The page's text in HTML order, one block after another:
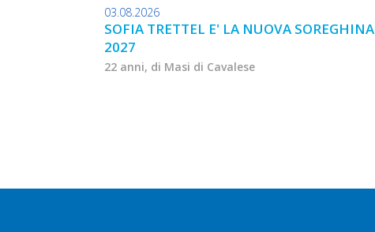
03.08.2026
SOFIA TRETTEL E' LA NUOVA SOREGHINA
2027
22 anni, di Masi di Cavalese